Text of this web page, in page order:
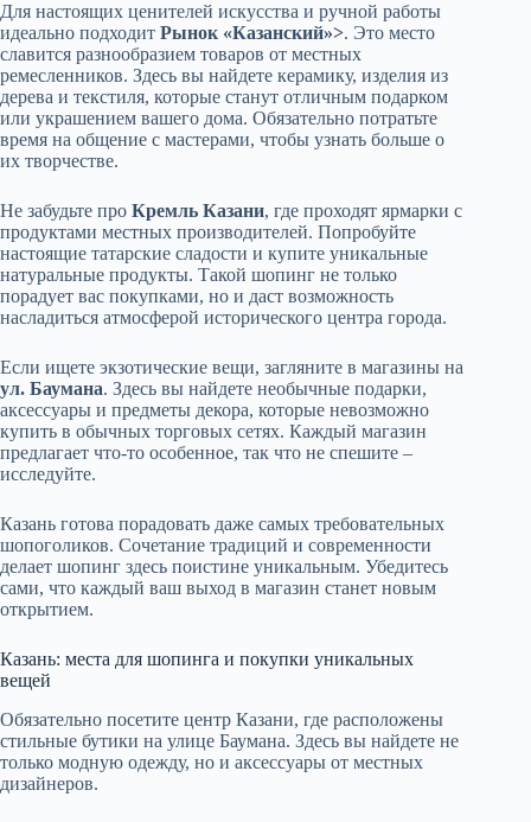
Для настоящих ценителей искусства и ручной работы
идеально подходит Рынок «Казанский»>. Это место
славится разнообразием товаров от местных
ремесленников. Здесь вы найдете керамику, изделия из
дерева и текстиля, которые станут отличным подарком
или украшением вашего дома. Обязательно потратьте
время на общение с мастерами, чтобы узнать больше о
их творчестве.
Не забудьте про Кремль Казани, где проходят ярмарки с
продуктами местных производителей. Попробуйте
настоящие татарские сладости и купите уникальные
натуральные продукты. Такой шопинг не только
порадует вас покупками, но и даст возможность
насладиться атмосферой исторического центра города.
Если ищете экзотические вещи, загляните в магазины на
ул. Баумана. Здесь вы найдете необычные подарки,
аксессуары и предметы декора, которые невозможно
купить в обычных торговых сетях. Каждый магазин
предлагает что-то особенное, так что не спешите –
исследуйте.
Казань готова порадовать даже самых требовательных
шопоголиков. Сочетание традиций и современности
делает шопинг здесь поистине уникальным. Убедитесь
сами, что каждый ваш выход в магазин станет новым
открытием.
Казань: места для шопинга и покупки уникальных
вещей
Обязательно посетите центр Казани, где расположены
стильные бутики на улице Баумана. Здесь вы найдете не
только модную одежду, но и аксессуары от местных
дизайнеров.